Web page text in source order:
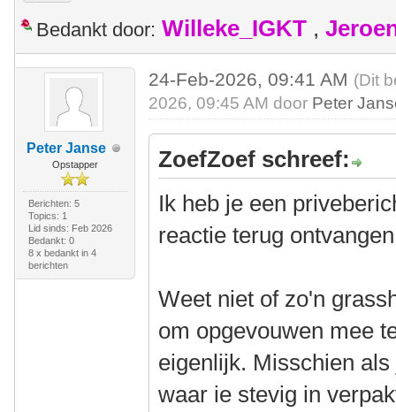
Bedankt door: Willeke_IGKT ,
Peter Janse
Opstapper
Berichten: 5
Topics: 1
Lid sinds: Feb 2026
Bedankt: 0
8 x bedankt in 4
berichten
24-Feb-2026, 09:41 AM (Dit
2026, 09:45 AM door Peter
ZoefZoef schreef:
Ik heb je een
reactie terug
Weet niet of zo'n
om opgevouwen mee
eigenlijk. Misschien
waar ie stevig in